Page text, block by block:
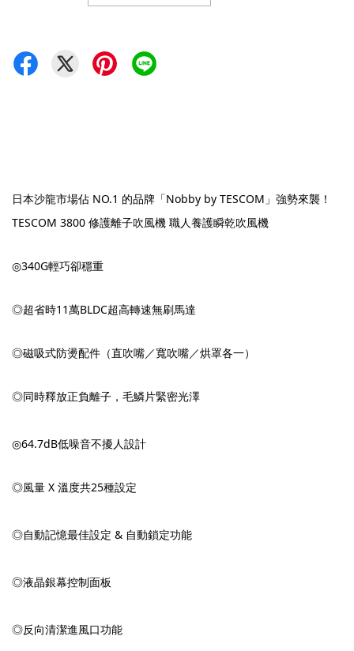
日本沙龍市場佔 NO.1 的品牌「Nobby by TESCOM」強勢來襲！
TESCOM 3800 修護離子吹風機 職人養護瞬乾吹風機
◎340G輕巧卻穩重
◎超省時11萬BLDC超高轉速無刷馬達
◎磁吸式防燙配件（直吹嘴／寬吹嘴／烘罩各一）
◎同時釋放正負離子，毛鱗片緊密光澤
◎64.7dB低噪音不擾人設計
◎風量 X 溫度共25種設定
◎自動記憶最佳設定 & 自動鎖定功能
◎液晶銀幕控制面板
◎反向清潔進風口功能